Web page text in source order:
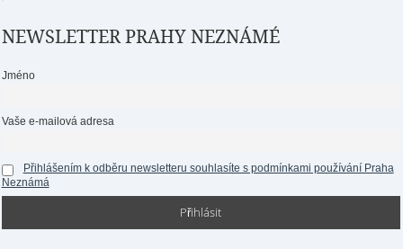
NEWSLETTER PRAHY NEZNÁMÉ
Jméno
Vaše e-mailová adresa
Přihlášením k odběru newsletteru souhlasíte s podmínkami používání Praha
Neznámá